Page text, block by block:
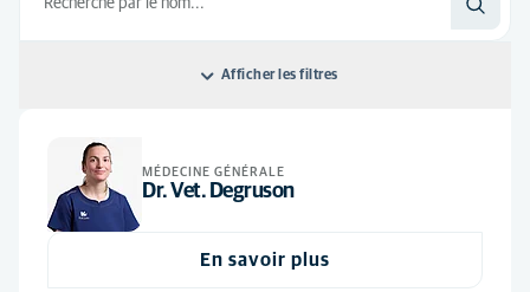
Afficher les filtres
Classer par: Default
Default
Ordre alphabétique
Toutes les disciplines
Médecine générale
MÉDECINE GÉNÉRALE
Dr. Vet. Degruson
En savoir plus